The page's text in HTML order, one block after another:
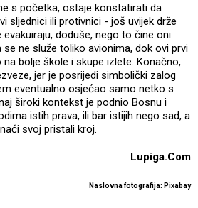
s početka, ostaje konstatirati da
sljednici ili protivnici - još uvijek drže
evakuiraju, doduše, nego to čine oni
se ne služe toliko avionima, dok ovi prvi
bolje škole i skupe izlete. Konačno,
jer je posrijedi simbolički zalog
eventualno osjećao samo netko s
široki kontekst je podnio Bosnu i
istih prava, ili bar istijih nego sad, a
svoj pristali kroj.
Lupiga.Com
Naslovna fotografija: Pixabay